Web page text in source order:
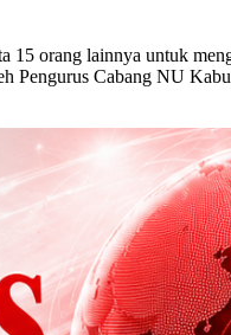
orang lainnya untuk
Pengurus Cabang NU